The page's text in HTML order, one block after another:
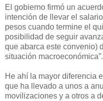
El gobierno firmó un
intención de llevar el
pesos cuando termine el
posibilidad de seguir
que abarca este convenio)
situación macroeconómica”.
He ahí la mayor diferencia
que ha llevado a unos a
movilizaciones y a otros a